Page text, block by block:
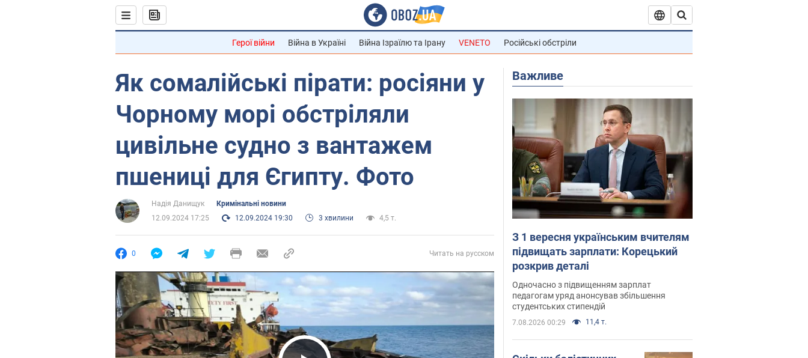
Герої війни Війна в Україні Війна Ізраїлю та Ірану VENETO Російські обстріли
Як сомалійські пірати: росіяни у
Чорному морі обстріляли
цивільне судно з вантажем
пшениці для Єгипту. Фото
Надія Данищук
Кримінальні новини
12.09.2024 17:25
12.09.2024 19:30 3 хвилини 4,5 т.
0 Читать на русском
Важливе
З 1 вересня українським вчителям
підвищать зарплати: Корецький
розкрив деталі
Одночасно з підвищенням зарплат
педагогам уряд анонсував збільшення
студентських стипендій
7.08.2026 00:29 11,4 т.